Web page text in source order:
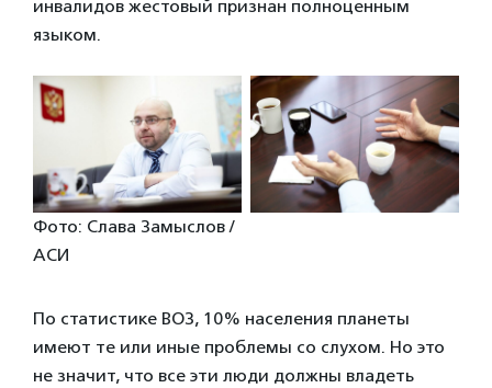
инвалидов жестовый признан полноценным
языком.
Фото: Слава Замыслов /
АСИ
По статистике ВОЗ, 10% населения планеты
имеют те или иные проблемы со слухом. Но это
не значит, что все эти люди должны владеть